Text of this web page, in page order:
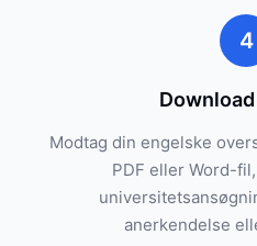
4
Modtag din engelske
PDF eller Word-
anerkendelse